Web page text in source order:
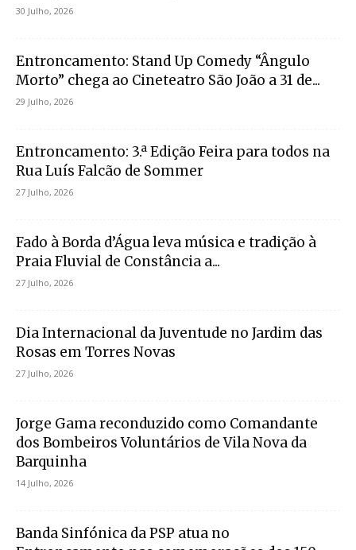
30 Julho, 2026
Entroncamento: Stand Up Comedy “Ângulo
Morto” chega ao Cineteatro São João a 31 de...
29 Julho, 2026
Entroncamento: 3.ª Edição Feira para todos na
Rua Luís Falcão de Sommer
27 Julho, 2026
Fado à Borda d’Água leva música e tradição à
Praia Fluvial de Constância a...
27 Julho, 2026
Dia Internacional da Juventude no Jardim das
Rosas em Torres Novas
27 Julho, 2026
Jorge Gama reconduzido como Comandante
dos Bombeiros Voluntários de Vila Nova da
Barquinha
14 Julho, 2026
Banda Sinfónica da PSP atua no